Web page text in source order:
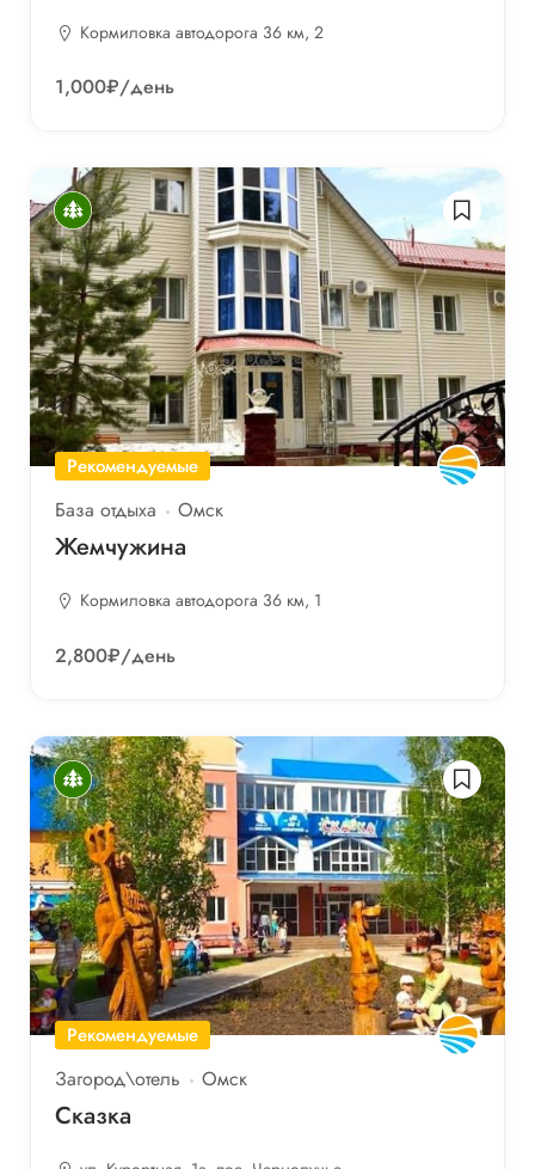
Кормиловка автодорога 36 км, 2
1,000₽/день
Рекомендуемые
База отдыха Омск
Жемчужина
Кормиловка автодорога 36 км, 1
2,800₽/день
Рекомендуемые
Загород\отель Омск
Сказка